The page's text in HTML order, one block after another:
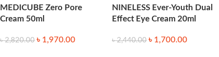
MEDICUBE Zero Pore
Cream 50ml
৳2,820.00 ৳ 1,970.00
NINELESS Ever-Youth Dual
Effect Eye Cream 20ml
৳2,440.00 ৳ 1,700.00